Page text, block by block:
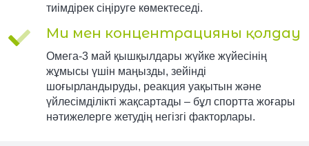
тиімдірек сіңіруге көмектеседі.
Ми мен концентрацияны қолдау
Омега-3 май қышқылдары жүйке жүйесінің
жұмысы үшін маңызды, зейінді
шоғырландыруды, реакция уақытын және
үйлесімділікті жақсартады – бұл спортта жоғары
нәтижелерге жетудің негізгі факторлары.